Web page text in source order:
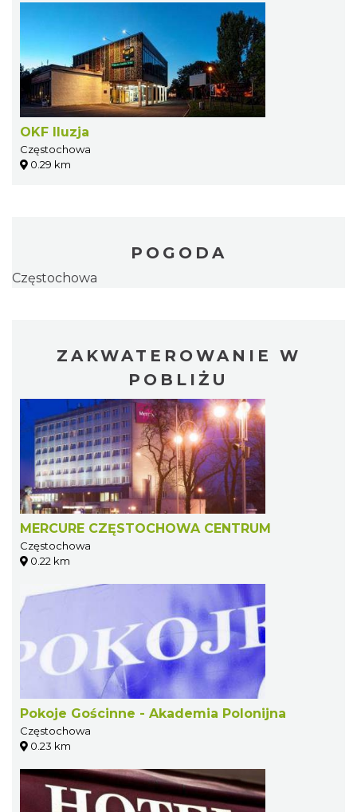
OKF Iluzja
Częstochowa
0.29 km
POGODA
Częstochowa
ZAKWATEROWANIE W
POBLIŻU
MERCURE CZĘSTOCHOWA CENTRUM
Częstochowa
0.22 km
Pokoje Gościnne - Akademia Polonijna
Częstochowa
0.23 km